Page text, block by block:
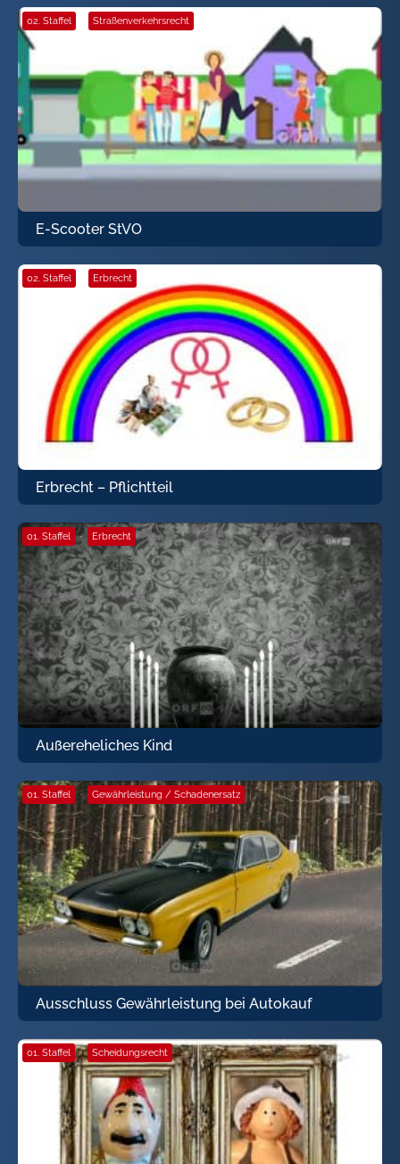
02. Staffel Straßenverkehrsrecht
E-Scooter StVO
02. Staffel Erbrecht
Erbrecht – Pflichtteil
01. Staffel · Erbrecht
Außereheliches Kind
01. Staffel · Gewährleistung / Schadenersatz
Ausschluss Gewährleistung bei Autokauf
01. Staffel · Scheidungsrecht